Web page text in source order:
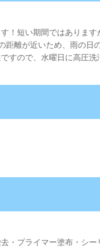
！短い期間ではありま
距離が近いため、雨の日
すので、水曜日に高圧
・プライマー塗布・シ